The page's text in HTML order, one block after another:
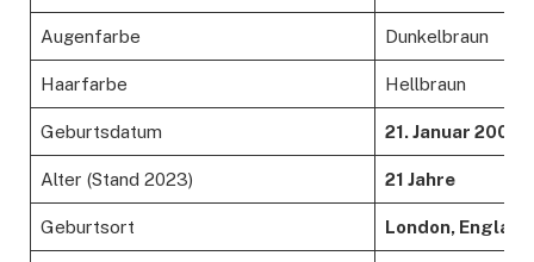
Augenfarbe Dunkelbraun
Haarfarbe Hellbraun
Geburtsdatum 21. Januar 2002
Alter (Stand 2023) 21 Jahre
Geburtsort London, England